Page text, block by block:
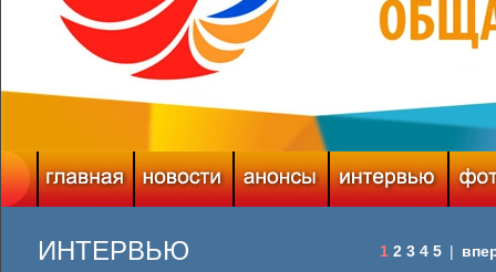
ИНТЕРВЬЮ 1 2 3 4 5 |